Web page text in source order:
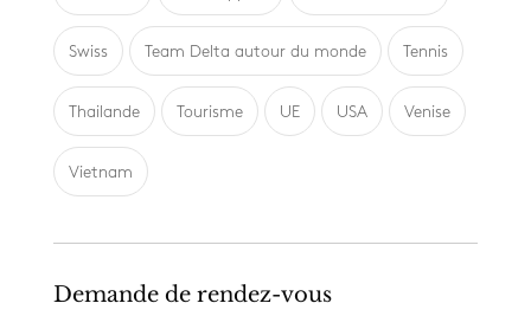
Swiss Team Delta autour du monde Tennis
Thailande Tourisme UE USA Venise
Vietnam
Demande de rendez-vous